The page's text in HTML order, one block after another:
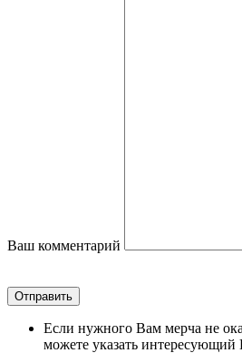
Ваш комментарий
Отправить
Если нужного Вам мерча не
можете указать интересующий